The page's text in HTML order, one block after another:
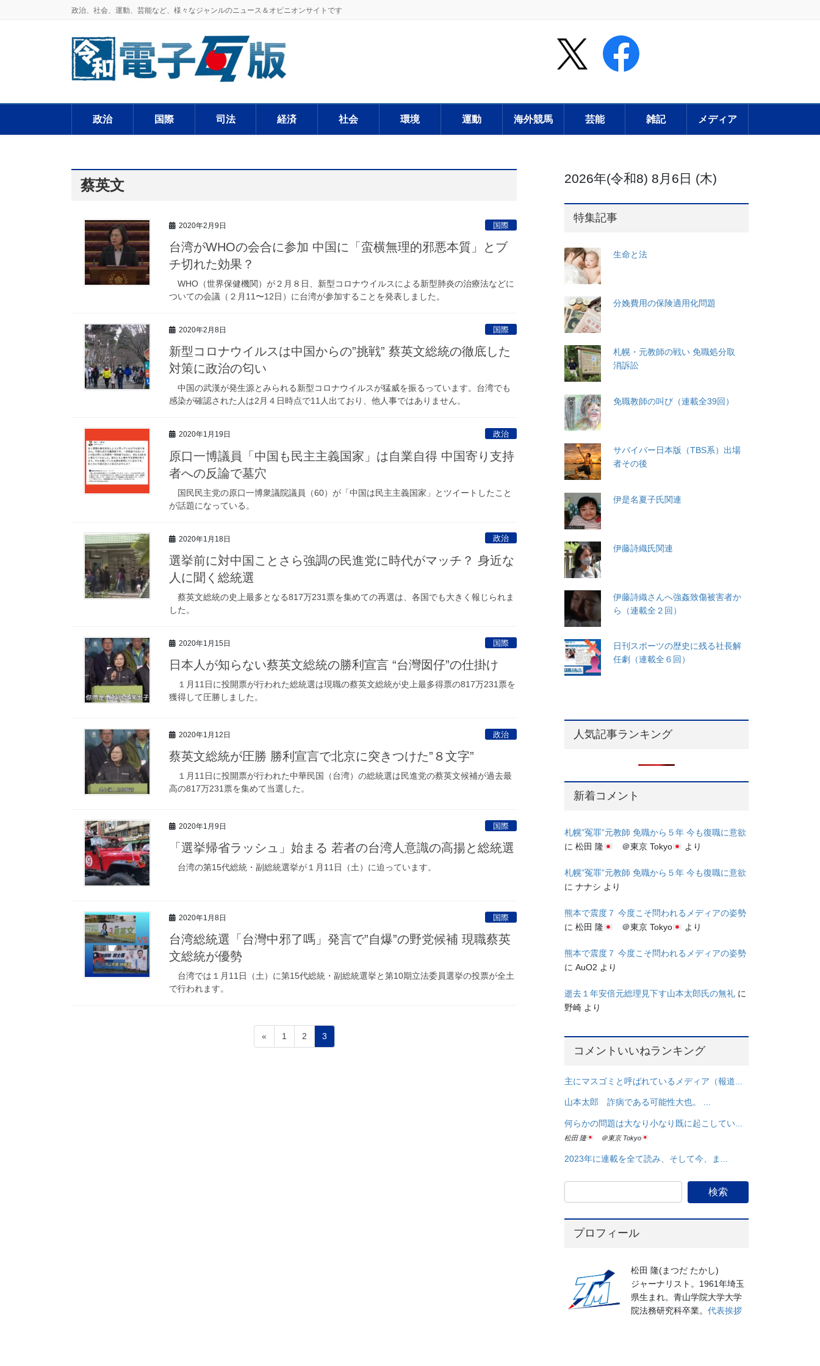
政治、社会、運動、芸能など、様々なジャンルのニュース＆オピニオンサイトです
政治 国際 司法 経済 社会 環境 運動 海外競馬 芸能 雑記 メディア
蔡英文
2020年2月9日 国際
台湾がWHOの会合に参加 中国に「蛮横無理的邪悪本質」とブ
チ切れた効果？
WHO（世界保健機関）が２月８日、新型コロナウイルスによる新型肺炎の治療法などに
ついての会議（２月11〜12日）に台湾が参加することを発表しました。
2020年2月8日 国際
新型コロナウイルスは中国からの”挑戦” 蔡英文総統の徹底した
対策に政治の匂い
中国の武漢が発生源とみられる新型コロナウイルスが猛威を振るっています。台湾でも
感染が確認された人は2月４日時点で11人出ており、他人事ではありません。
2020年1月19日 政治
原口一博議員「中国も民主主義国家」は自業自得 中国寄り支持
者への反論で墓穴
国民民主党の原口一博衆議院議員（60）が「中国は民主主義国家」とツイートしたこと
が話題になっている。
2020年1月18日 政治
選挙前に対中国ことさら強調の民進党に時代がマッチ？ 身近な
人に聞く総統選
蔡英文総統の史上最多となる817万231票を集めての再選は、各国でも大きく報じられま
した。
2020年1月15日 国際
日本人が知らない蔡英文総統の勝利宣言 “台灣囡仔”の仕掛け
１月11日に投開票が行われた総統選は現職の蔡英文総統が史上最多得票の817万231票を
獲得して圧勝しました。
2020年1月12日 政治
蔡英文総統が圧勝 勝利宣言で北京に突きつけた”８文字”
１月11日に投開票が行われた中華民国（台湾）の総統選は民進党の蔡英文候補が過去最
高の817万231票を集めて当選した。
2020年1月9日 国際
「選挙帰省ラッシュ」始まる 若者の台湾人意識の高揚と総統選
台湾の第15代総統・副総統選挙が１月11日（土）に迫っています。
2020年1月8日 国際
台湾総統選「台灣中邪了嗎」発言で”自爆”の野党候補 現職蔡英
文総統が優勢
台湾では１月11日（土）に第15代総統・副総統選挙と第10期立法委員選挙の投票が全土
で行われます。
« 1 2 3
2026年(令和8) 8月6日 (木)
特集記事
生命と法
分娩費用の保険適用化問題
札幌・元教師の戦い 免職処分取
消訴訟
免職教師の叫び（連載全39回）
サバイバー日本版（TBS系）出場
者その後
伊是名夏子氏関連
伊藤詩織氏関連
伊藤詩織さんへ強姦致傷被害者か
ら（連載全２回）
日刊スポーツの歴史に残る社長解
任劇（連載全６回）
人気記事ランキング
新着コメント
札幌”冤罪”元教師 免職から５年 今も復職に意欲
に松田 隆 ＠東京 Tokyo より
札幌”冤罪”元教師 免職から５年 今も復職に意欲
にナナシ より
熊本で震度７ 今度こそ問われるメディアの姿勢
に松田 隆 ＠東京 Tokyo より
熊本で震度７ 今度こそ問われるメディアの姿勢
にAuO2 より
逝去１年安倍元総理見下す山本太郎氏の無礼 に
野崎 より
コメントいいねランキング
主にマスゴミと呼ばれているメディア（報道...
山本太郎 詐病である可能性大也。 ...
何らかの問題は大なり小なり既に起こしてい...
松田 隆 ＠東京 Tokyo
2023年に連載を全て読み、そして今、ま...
プロフィール
松田 隆(まつだ たかし)
ジャーナリスト。1961年埼玉
県生まれ。青山学院大学大学
院法務研究科卒業。代表挨拶